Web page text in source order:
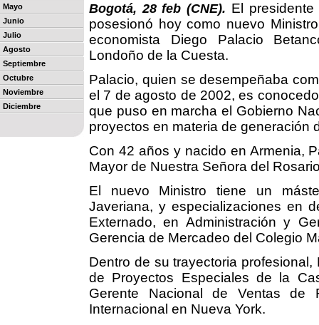
Mayo
Junio
Julio
Agosto
Septiembre
Octubre
Noviembre
Diciembre
Bogotá, 28 feb (CNE). El
posesionó hoy como nuevo
economista Diego Palacio
Londoño de la Cuesta.
Palacio, quien se desempeñaba
el 7 de agosto de 2002, es
que puso en marcha el Gobierno
proyectos en materia de generación
Con 42 años y nacido en Armenia,
Mayor de Nuestra Señora del
El nuevo Ministro tiene un
Javeriana, y especializaciones en
Externado, en Administración y
Gerencia de Mercadeo del Colegio
Dentro de su trayectoria
de Proyectos Especiales de la
Gerente Nacional de Ventas de
Internacional en Nueva York.